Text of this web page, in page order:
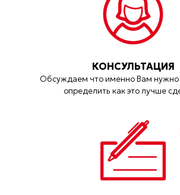
КОНСУЛЬТАЦИЯ
Обсуждаем что именно Вам нужно
определить как это лучше